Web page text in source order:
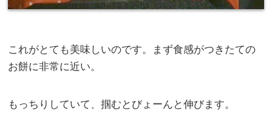
これがとても美味しいのです。まず食感がつきたての
お餅に非常に近い。
もっちりしていて、掴むとびょーんと伸びます。